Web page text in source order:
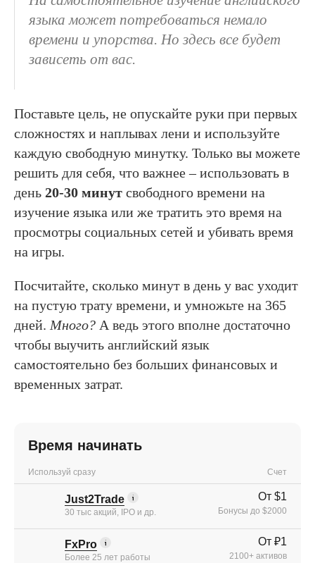
языка может потребоваться немало
времени и упорства. Но здесь все будет
зависеть от вас.
Поставьте цель, не опускайте руки при первых
сложностях и наплывах лени и используйте
каждую свободную минутку. Только вы можете
решить для себя, что важнее – использовать в
день 20-30 минут свободного времени на
изучение языка или же тратить это время на
просмотры социальных сетей и убивать время
на игры.
Посчитайте, сколько минут в день у вас уходит
на пустую трату времени, и умножьте на 365
дней. Много? А ведь этого вполне достаточно
чтобы выучить английский язык
самостоятельно без больших финансовых и
временных затрат.
Время начинать
Используй сразу Счет
Just2Trade
30 тыс акций, IPO и др.
От $1
Бонусы до $2000
FxPro
Более 25 лет работы
От ₽1
2100+ активов